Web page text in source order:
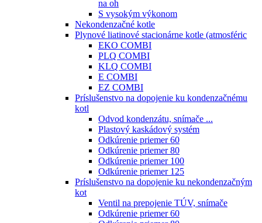
na oh
S vysokým výkonom
Nekondenzačné kotle
Plynové liatinové stacionárne kotle (atmosféric
EKO COMBI
PLQ COMBI
KLQ COMBI
E COMBI
EZ COMBI
Príslušenstvo na dopojenie ku kondenzačnému
kotl
Odvod kondenzátu, snímače ...
Plastový kaskádový systém
Odkúrenie priemer 60
Odkúrenie priemer 80
Odkúrenie priemer 100
Odkúrenie priemer 125
Príslušenstvo na dopojenie ku nekondenzačným
kot
Ventil na prepojenie TÚV, snímače
Odkúrenie priemer 60